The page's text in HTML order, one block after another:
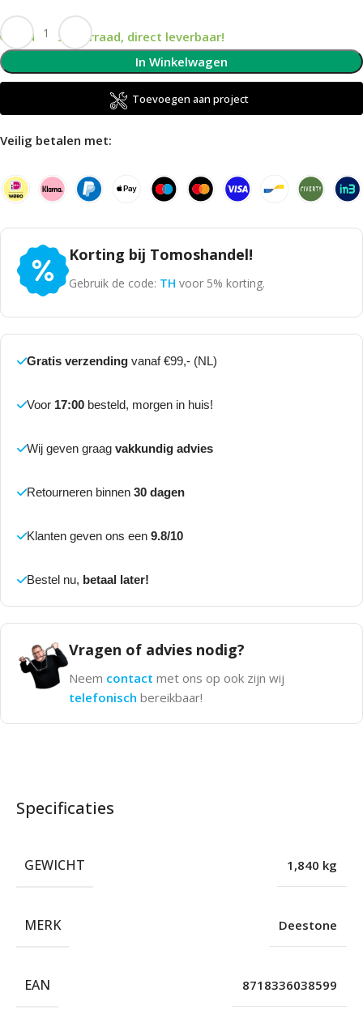
Op voorraad, direct leverbaar!
In Winkelwagen
Toevoegen aan project
Veilig betalen met:
Korting bij Tomoshandel!
Gebruik de code: TH voor 5% korting.
Gratis verzending vanaf €99,- (NL)
Voor 17:00 besteld, morgen in huis!
Wij geven graag vakkundig advies
Retourneren binnen 30 dagen
Klanten geven ons een 9.8/10
Bestel nu, betaal later!
Vragen of advies nodig?
Neem contact met ons op ook zijn wij
telefonisch bereikbaar!
Specificaties
GEWICHT 1,840 kg
MERK Deestone
EAN 8718336038599